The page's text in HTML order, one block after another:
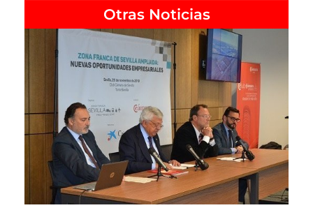
Otras Noticias